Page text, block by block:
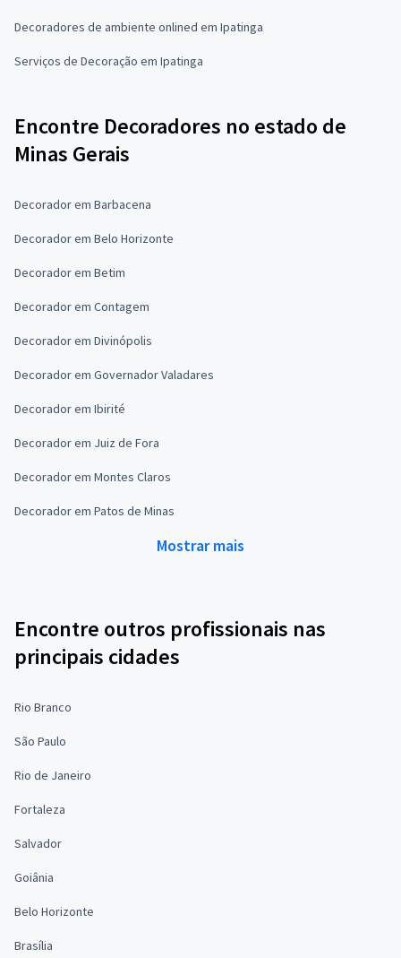
Decoradores de ambiente onlined em Ipatinga
Serviços de Decoração em Ipatinga
Encontre Decoradores no estado de
Minas Gerais
Decorador em Barbacena
Decorador em Belo Horizonte
Decorador em Betim
Decorador em Contagem
Decorador em Divinópolis
Decorador em Governador Valadares
Decorador em Ibirité
Decorador em Juiz de Fora
Decorador em Montes Claros
Decorador em Patos de Minas
Mostrar mais
Encontre outros profissionais nas
principais cidades
Rio Branco
São Paulo
Rio de Janeiro
Fortaleza
Salvador
Goiânia
Belo Horizonte
Brasília